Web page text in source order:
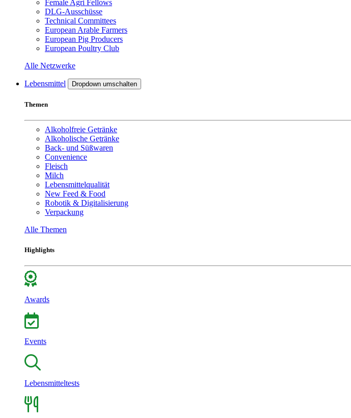
Female Agri Fellows
DLG-Ausschüsse
Technical Committees
European Arable Farmers
European Pig Producers
European Poultry Club
Alle Netzwerke
Lebensmittel Dropdown umschalten
Themen
Alkoholfreie Getränke
Alkoholische Getränke
Back- und Süßwaren
Convenience
Fleisch
Milch
Lebensmittelqualität
New Feed & Food
Robotik & Digitalisierung
Verpackung
Alle Themen
Highlights
Awards
Events
Lebensmitteltests